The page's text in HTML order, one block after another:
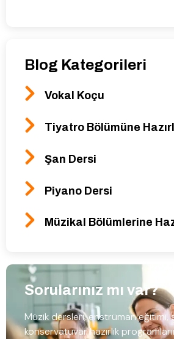
Blog Kategorileri
Vokal Koçu
Tiyatro Bölümüne
Şan Dersi
Piyano Dersi
Müzikal Bölümlerine
Sorularınız mı var?
Müzik dersleri, enstrüman eğitimi,
konservatuvar hazırlık